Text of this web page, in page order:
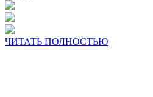
ЧИТАТЬ ПОЛНОСТЬЮ